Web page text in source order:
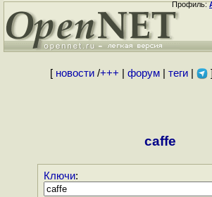
Профиль:
[ новости/+++ форум| теги| ]
caffe
Ключи: